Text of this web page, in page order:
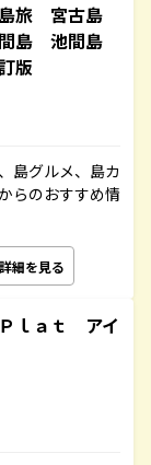
旅 宮古島
島 池間島
版
島グルメ、島カ
らのおすすめ情
詳細を見る
ｌａｔ アイ